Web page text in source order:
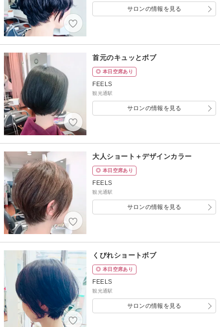
サロンの情報を見る
首元のキュッとボブ
◎ 本日空席あり
FEELS
観光通駅
サロンの情報を見る
大人ショート＋デザインカラー
◎ 本日空席あり
FEELS
観光通駅
サロンの情報を見る
くびれショートボブ
◎ 本日空席あり
FEELS
観光通駅
サロンの情報を見る